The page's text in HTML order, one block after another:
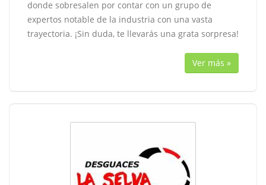
donde sobresalen por contar con un grupo de
expertos notable de la industria con una vasta
trayectoria. ¡Sin duda, te llevarás una grata sorpresa!
Ver más »